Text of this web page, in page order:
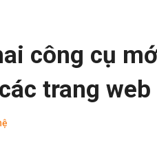
công cụ
trang web